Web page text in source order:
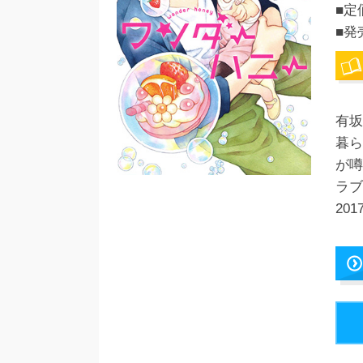
■定
■発
有
暮
が
ラ